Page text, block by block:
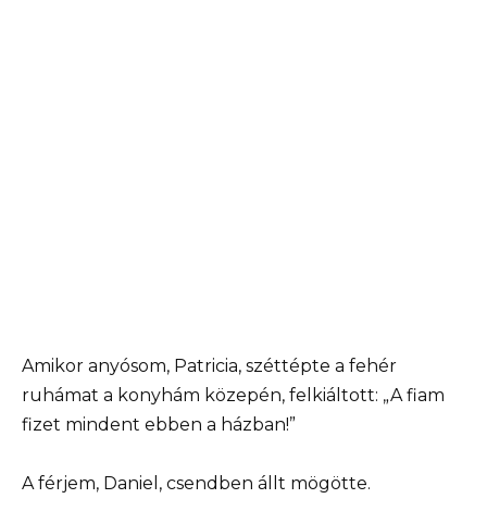
Amikor anyósom, Patricia, széttépte a fehér
ruhámat a konyhám közepén, felkiáltott: „A fiam
fizet mindent ebben a házban!”
A férjem, Daniel, csendben állt mögötte.